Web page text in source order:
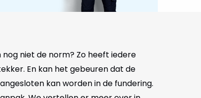
niet de norm? Zo heeft iedere
En kan het gebeuren dat de
kan worden in de fundering.